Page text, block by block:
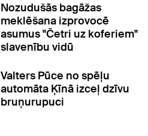
Nozudušās bagāžas
meklēšana izprovocē
asumus "Četri uz koferiem"
slavenību vidū
Valters Pūce no spēļu
automāta Ķīnā izceļ dzīvu
bruņurupuci